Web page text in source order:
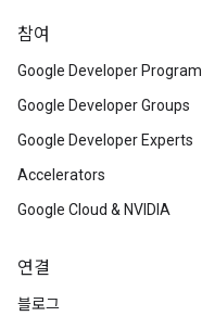
참여
Google Developer Program
Google Developer Groups
Google Developer Experts
Accelerators
Google Cloud & NVIDIA
연결
블로그